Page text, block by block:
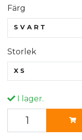
Färg
SVART
Storlek
XS
I lager.